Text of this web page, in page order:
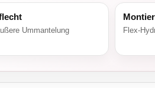
Ummantelung Flex-